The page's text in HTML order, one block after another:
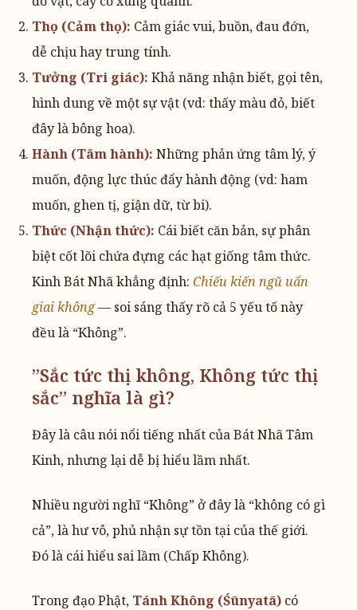
Thọ (Cảm thọ): Cảm giác vui, buồn, đau đớn,
dễ chịu hay trung tính.
Tưởng (Tri giác): Khả năng nhận biết, gọi tên,
hình dung về một sự vật (vd: thấy màu đỏ, biết
đây là bông hoa).
Hành (Tâm hành): Những phản ứng tâm lý, ý
muốn, động lực thúc đẩy hành động (vd: ham
muốn, ghen tị, giận dữ, từ bi).
Thức (Nhận thức): Cái biết căn bản, sự phân
biệt cốt lõi chứa đựng các hạt giống tâm thức.
Kinh Bát Nhã khẳng định: Chiếu kiến ngũ uẩn
giai không— soi sáng thấy rõ cả 5 yếu tố này
đều là “Không”.
”Sắc tức thị không, Không tức thị
sắc” nghĩa là gì?
Đây là câu nói nổi tiếng nhất của Bát Nhã Tâm
Kinh, nhưng lại dễ bị hiểu lầm nhất.
Nhiều người nghĩ “Không” ở đây là “không có gì
cả”, là hư vô, phủ nhận sự tồn tại của thế giới.
Đó là cái hiểu sai lầm (Chấp Không).
Trong đạo Phật, Tánh Không (Śūnyatā) có